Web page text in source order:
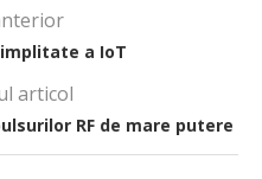
a IoT
articol
RF de mare putere